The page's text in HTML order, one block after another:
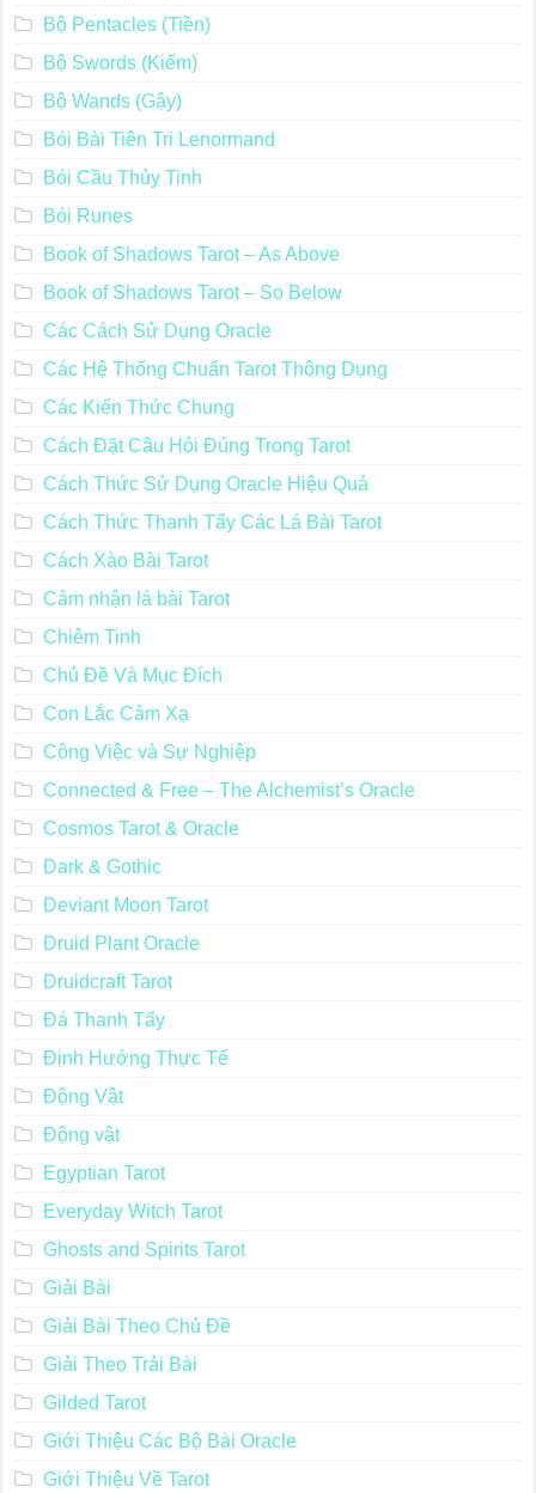
Bộ Pentacles (Tiền)
Bộ Swords (Kiếm)
Bộ Wands (Gậy)
Bói Bài Tiên Tri Lenormand
Bói Cầu Thủy Tinh
Bói Runes
Book of Shadows Tarot – As Above
Book of Shadows Tarot – So Below
Các Cách Sử Dụng Oracle
Các Hệ Thống Chuẩn Tarot Thông Dụng
Các Kiến Thức Chung
Cách Đặt Câu Hỏi Đúng Trong Tarot
Cách Thức Sử Dụng Oracle Hiệu Quả
Cách Thức Thanh Tẩy Các Lá Bài Tarot
Cách Xào Bài Tarot
Cảm nhận lá bài Tarot
Chiêm Tinh
Chủ Đề Và Mục Đích
Con Lắc Cảm Xạ
Công Việc và Sự Nghiệp
Connected & Free – The Alchemist’s Oracle
Cosmos Tarot & Oracle
Dark & Gothic
Deviant Moon Tarot
Druid Plant Oracle
Druidcraft Tarot
Đá Thanh Tẩy
Định Hướng Thực Tế
Động Vật
Động vật
Egyptian Tarot
Everyday Witch Tarot
Ghosts and Spirits Tarot
Giải Bài
Giải Bài Theo Chủ Đề
Giải Theo Trải Bài
Gilded Tarot
Giới Thiệu Các Bộ Bài Oracle
Giới Thiệu Về Tarot